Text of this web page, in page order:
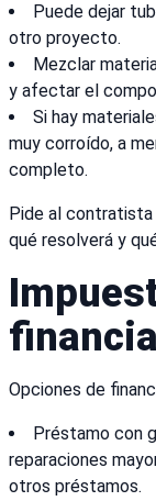
Puede dejar
otro proyecto.
Mezclar
y afectar el
Si hay
muy corroído, a
completo.
Pide al
qué resolverá y
Opciones de
Préstamo con
reparaciones
otros préstamos.